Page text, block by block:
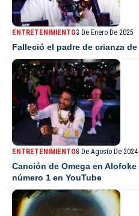
ENTRETENIMIENTO3 De Enero De 2025
Falleció el padre de crianza
ENTRETENIMIENTO8 De Agosto De 2024
Canción de Omega en
número 1 en YouTube